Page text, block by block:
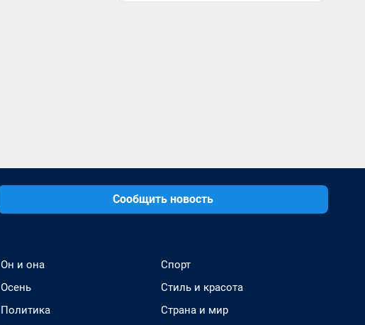
Сообщить новость
Он и она
Осень
Политика
Спорт
Стиль и красота
Страна и мир